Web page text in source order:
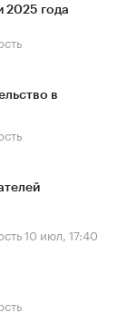
2025 года
в
10 июл, 17:40